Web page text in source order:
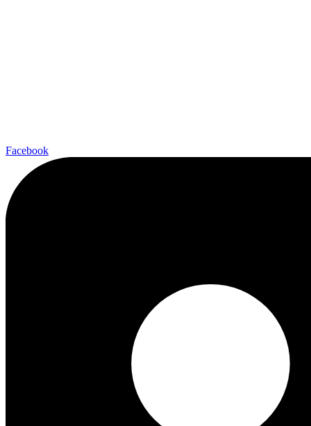
Facebook